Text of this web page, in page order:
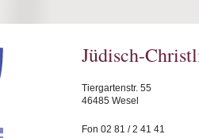
Jüdisch-
Tiergartenstr. 55
46485 Wesel
Fon 02 81 / 2 41 41